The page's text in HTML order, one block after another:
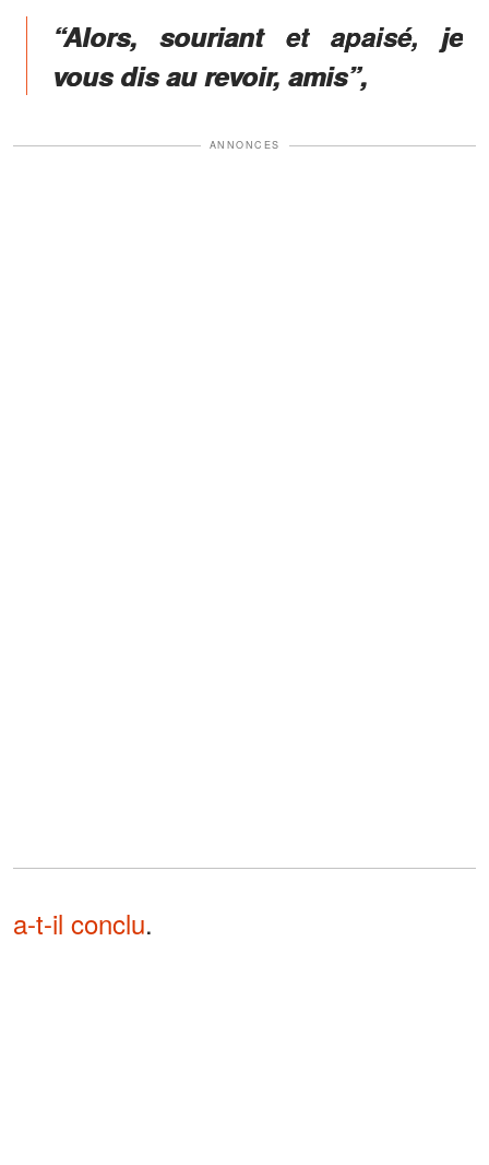
“Alors, souriant et apaisé, je
vous dis au revoir, amis”,
ANNONCES
a-t-il conclu.